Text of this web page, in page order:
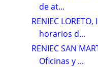
de at...
RENIEC
horarios d...
RENIEC SAN
Oficinas y ...